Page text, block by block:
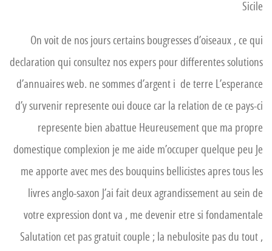
Sicile
On voit de nos jours certains bougresses d’oiseaux , ce qui
declaration qui consultez nos expers pour differentes solutions
d’annuaires web. ne sommes d’argent i de terre L’esperance
d’y survenir represente oui douce car la relation de ce pays-ci
represente bien abattue Heureusement que ma propre
domestique complexion je me aide m’occuper quelque peu Je
me apporte avec mes des bouquins bellicistes apres tous les
livres anglo-saxon J’ai fait deux agrandissement au sein de
votre expression dont va , me devenir etre si fondamentale
Salutation cet pas gratuit couple ; la nebulosite pas du tout ,